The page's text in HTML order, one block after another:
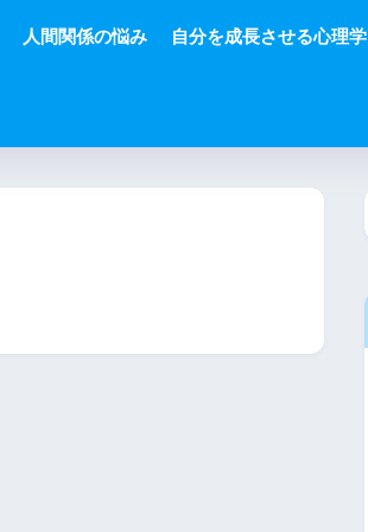
人間関係の悩み 自分を成長させる心理学